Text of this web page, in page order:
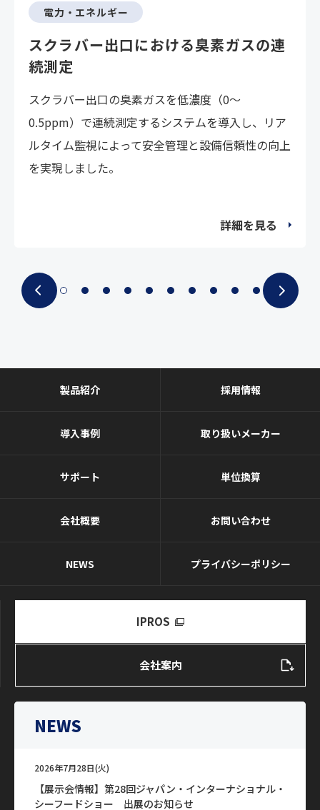
電力・エネルギー
スクラバー出口における臭素ガスの連
続測定
スクラバー出口の臭素ガスを低濃度（0～
0.5ppm）で連続測定するシステムを導入し、リア
ルタイム監視によって安全管理と設備信頼性の向上
を実現しました。
詳細を見る
製品紹介
導入事例
サポート
会社概要
NEWS
採用情報
取り扱いメーカー
単位換算
お問い合わせ
プライバシーポリシー
会社案内
IPROS
NEWS
2026年7月28日(火)
【展示会情報】第28回ジャパン・インターナショナル・
シーフードショー 出展のお知らせ